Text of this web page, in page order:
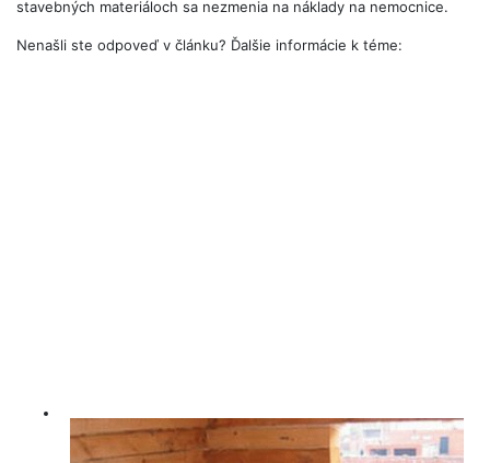
stavebných materiáloch sa nezmenia na náklady na nemocnice.
Nenašli ste odpoveď v článku? Ďalšie informácie k téme: